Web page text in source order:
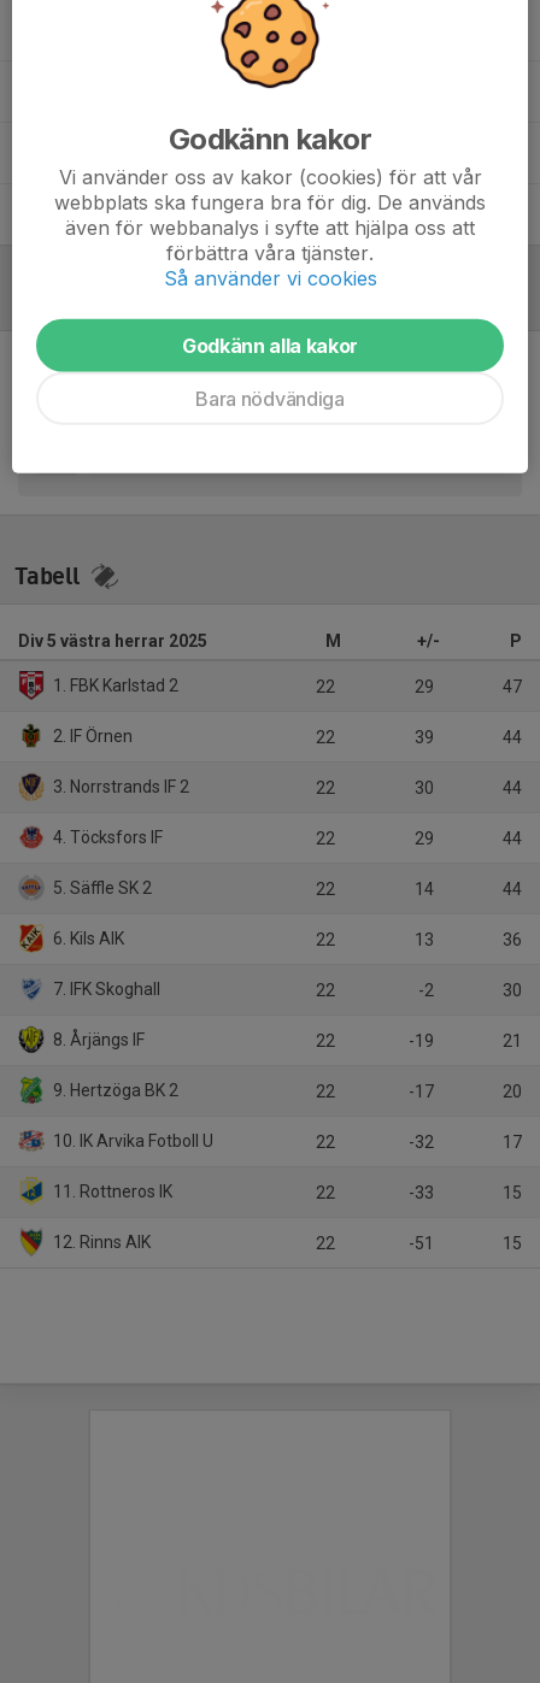
Assisterande tränare
Målvaktstränare
Sonny Samson-akpanHuvudansvarig Tränare
Tobias RådbergAssisterande Tränare
Tabell
Div 5 västra herrar 2025 M +/- P
1. FBK Karlstad 2 22 29 47
2. IF Örnen 22 39 44
3. Norrstrands IF 2 22 30 44
4. Töcksfors IF 22 29 44
5. Säffle SK 2 22 14 44
6. Kils AIK 22 13 36
7. IFK Skoghall 22 -2 30
8. Årjängs IF 22 -19 21
9. Hertzöga BK 2 22 -17 20
10. IK Arvika Fotboll U 22 -32 17
11. Rottneros IK 22 -33 15
12. Rinns AIK 22 -51 15
Godkänn kakor
Vi använder oss av kakor (cookies) för att vår
webbplats ska fungera bra för dig. De används
även för webbanalys i syfte att hjälpa oss att
förbättra våra tjänster.
Så använder vi cookies
Godkänn alla kakor
Bara nödvändiga